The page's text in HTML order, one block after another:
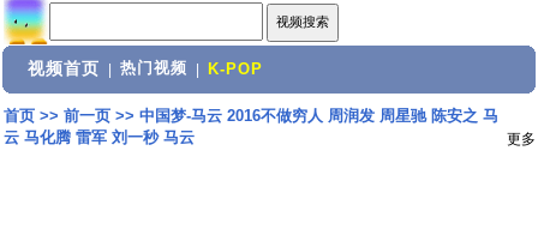
视频首页 热门视频 K-POP
首页>> 前一页>> 中国梦-马云 2016不做穷人 周润发 周星驰 陈安之 马
云 马化腾 雷军 刘一秒 马云
更多